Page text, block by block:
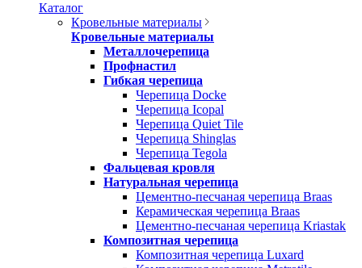
Каталог
Кровельные материалы
Кровельные материалы
Металлочерепица
Профнастил
Гибкая черепица
Черепица Docke
Черепица Icopal
Черепица Quiet Tile
Черепица Shinglas
Черепица Tegola
Фальцевая кровля
Натуральная черепица
Цементно-песчаная черепица Braas
Керамическая черепица Braas
Цементно-песчаная черепица Kriastak
Композитная черепица
Композитная черепица Luxard